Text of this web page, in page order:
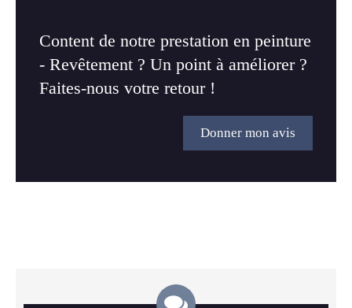
Content de notre prestation en peinture
- Revêtement ? Un point à améliorer ?
Faites-nous votre retour !
Donner mon avis